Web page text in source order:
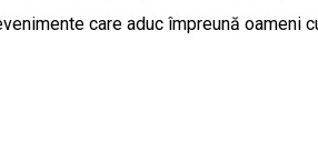
care aduc împreună oameni